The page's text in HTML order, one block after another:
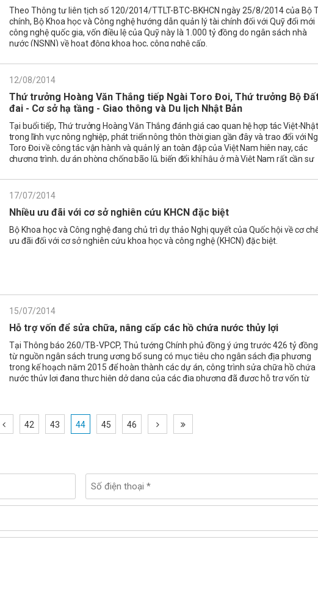
Theo Thông tư liên tịch số 120/2014/TTLT-BTC-BKHCN ngày 25/8/2014 của Bộ
chính, Bộ Khoa học và Công nghệ hướng dẫn quản lý tài chính đối với Quỹ đổi mới
công nghệ quốc gia, vốn điều lệ của Quỹ này là 1.000 tỷ đồng do ngân sách nhà
nước (NSNN) về hoạt động khoa học, công nghệ cấp.
12/08/2014
Thứ trưởng Hoàng Văn Thắng tiếp Ngài Toro Đoi, Thứ trưởng Bộ
đai - Cơ sở hạ tầng - Giao thông và Du lịch Nhật Bản
Tại buổi tiếp, Thứ trưởng Hoàng Văn Thắng đánh giá cao quan hệ hợp tác Việt-Nhật
trong lĩnh vực nông nghiệp, phát triển nông thôn thời gian gần đây và trao đổi với
Toro Đoi về công tác vận hành và quản lý an toàn đập của Việt Nam hiên nay, các
chương trình, dự án phòng chống bão lũ, biến đổi khí hậu ở mà Việt Nam rất cần sự
17/07/2014
Nhiều ưu đãi với cơ sở nghiên cứu KHCN đặc biệt
Bộ Khoa học và Công nghệ đang chủ trì dự thảo Nghị quyết của Quốc hội về cơ
ưu đãi đối với cơ sở nghiên cứu khoa học và công nghệ (KHCN) đặc biệt.
15/07/2014
Hỗ trợ vốn để sửa chữa, nâng cấp các hồ chứa nước thủy lợi
Tại Thông báo 260/TB-VPCP, Thủ tướng Chính phủ đồng ý ứng trước 426 tỷ đồng
từ nguồn ngân sách trung ương bổ sung có mục tiêu cho ngân sách địa phương
trong kế hoạch năm 2015 để hoàn thành các dự án, công trình sửa chữa hồ chứa
nước thủy lợi đang thực hiện dở dang của các địa phương đã được hỗ trợ vốn từ
42 43 44 45 46